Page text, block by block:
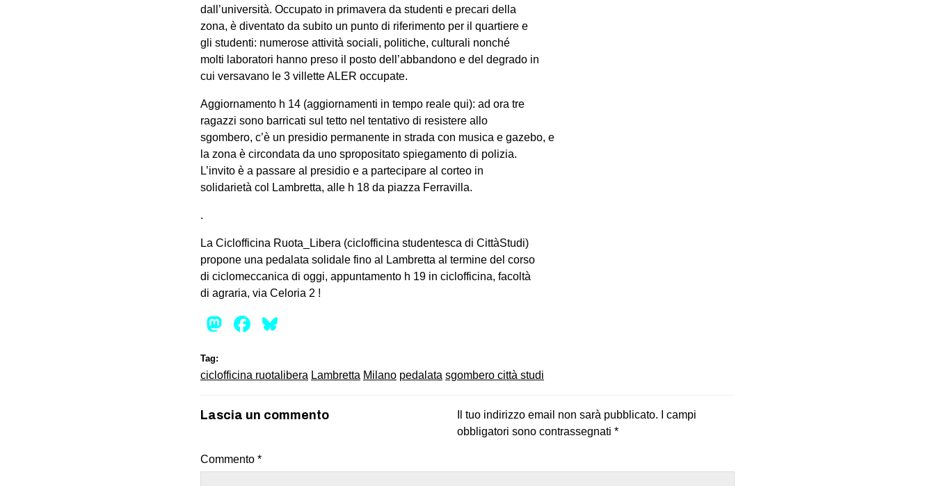
dall’università. Occupato in primavera da studenti e precari della
zona, è diventato da subito un punto di riferimento per il quartiere e
gli studenti: numerose attività sociali, politiche, culturali nonché
molti laboratori hanno preso il posto dell’abbandono e del degrado in
cui versavano le 3 villette ALER occupate.
Aggiornamento h 14 (aggiornamenti in tempo reale qui): ad ora tre
ragazzi sono barricati sul tetto nel tentativo di resistere allo
sgombero, c’è un presidio permanente in strada con musica e gazebo, e
la zona è circondata da uno spropositato spiegamento di polizia.
L’invito è a passare al presidio e a partecipare al corteo in
solidarietà col Lambretta, alle h 18 da piazza Ferravilla.
.
La Ciclofficina Ruota_Libera (ciclofficina studentesca di CittàStudi)
propone una pedalata solidale fino al Lambretta al termine del corso
di ciclomeccanica di oggi, appuntamento h 19 in ciclofficina, facoltà
di agraria, via Celoria 2 !
Mastodon
Facebook
Tag:
ciclofficina ruotalibera Lambretta Milano pedalata sgombero città studi
Lascia un commento Il tuo indirizzo email non sarà pubblicato.
I campi
obbligatori sono contrassegnati *
Commento *